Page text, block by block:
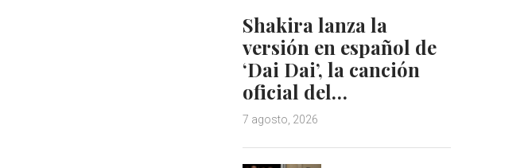
Shakira lanza la
versión en español de
‘Dai Dai’, la canción
oficial del…
7 agosto, 2026